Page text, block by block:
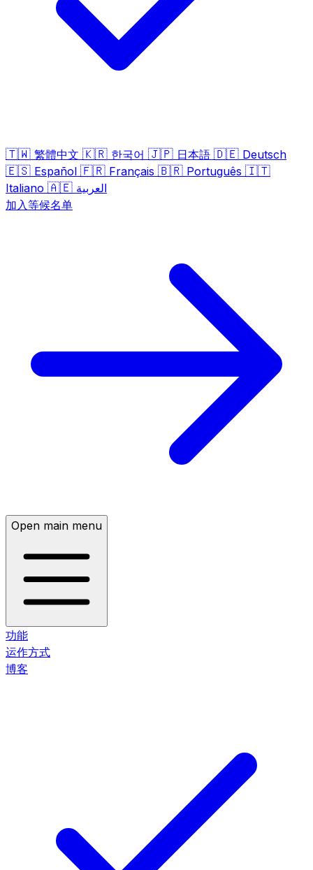
🇹🇼 繁體中文 🇰🇷 한국어 🇯🇵 日本語 🇩🇪 Deutsch
🇪🇸 Español 🇫🇷 Français 🇧🇷 Português 🇮🇹
Italiano 🇦🇪 العربية
加入等候名单
Open main menu
功能
运作方式
博客